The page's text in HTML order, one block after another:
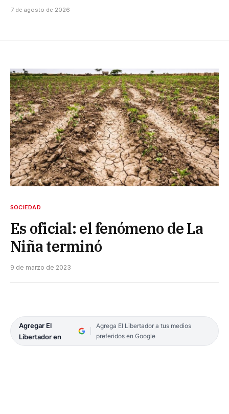
7 de agosto de 2026
SOCIEDAD
Es oficial: el fenómeno de La
Niña terminó
9 de marzo de 2023
Agregar El
Libertador en
Agrega El Libertador a tus medios
preferidos en Google